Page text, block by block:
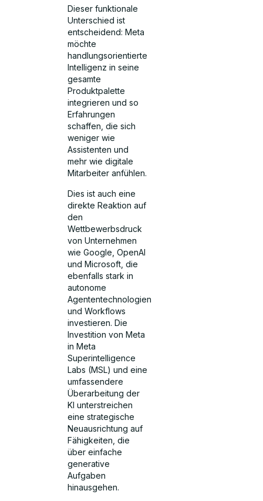
Dieser funktionale
Unterschied ist
entscheidend: Meta
möchte
handlungsorientierte
Intelligenz in seine
gesamte
Produktpalette
integrieren und so
Erfahrungen
schaffen, die sich
weniger wie
Assistenten und
mehr wie digitale
Mitarbeiter anfühlen.
Dies ist auch eine
direkte Reaktion auf
den
Wettbewerbsdruck
von Unternehmen
wie Google, OpenAI
und Microsoft, die
ebenfalls stark in
autonome
Agententechnologien
und Workflows
investieren. Die
Investition von Meta
in Meta
Superintelligence
Labs (MSL) und eine
umfassendere
Überarbeitung der
KI unterstreichen
eine strategische
Neuausrichtung auf
Fähigkeiten, die
über einfache
generative
Aufgaben
hinausgehen.